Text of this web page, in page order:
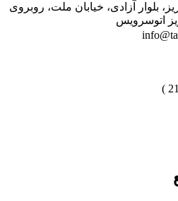
بلوار آزادی، خیابان ملت، روبروی
اتوسرویس